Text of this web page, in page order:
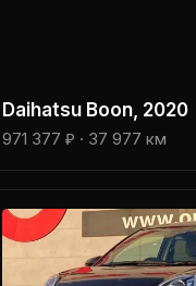
Daihatsu Boon , 2020
971 377 ₽ · 37 977 км